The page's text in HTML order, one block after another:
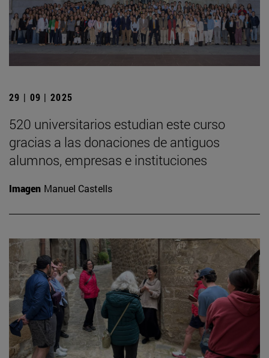
29 | 09 | 2025
520 universitarios estudian este curso
gracias a las donaciones de antiguos
alumnos, empresas e instituciones
Imagen Manuel Castells